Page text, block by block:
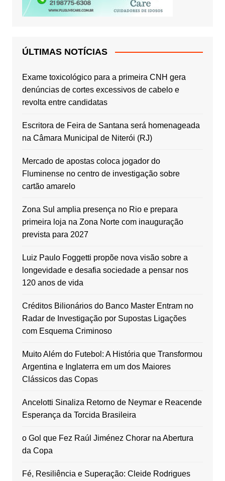
ÚLTIMAS NOTÍCIAS
Exame toxicológico para a primeira CNH gera
denúncias de cortes excessivos de cabelo e
revolta entre candidatas
Escritora de Feira de Santana será homenageada
na Câmara Municipal de Niterói (RJ)
Mercado de apostas coloca jogador do
Fluminense no centro de investigação sobre
cartão amarelo
Zona Sul amplia presença no Rio e prepara
primeira loja na Zona Norte com inauguração
prevista para 2027
Luiz Paulo Foggetti propõe nova visão sobre a
longevidade e desafia sociedade a pensar nos
120 anos de vida
Créditos Bilionários do Banco Master Entram no
Radar de Investigação por Supostas Ligações
com Esquema Criminoso
Muito Além do Futebol: A História que Transformou
Argentina e Inglaterra em um dos Maiores
Clássicos das Copas
Ancelotti Sinaliza Retorno de Neymar e Reacende
Esperança da Torcida Brasileira
o Gol que Fez Raúl Jiménez Chorar na Abertura
da Copa
Fé, Resiliência e Superação: Cleide Rodrigues